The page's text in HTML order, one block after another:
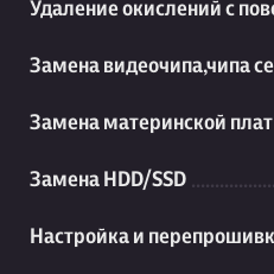
Удаление окислений с
Замена видеочипа,чипа
Замена материнской
Замена HDD/SSD
Настройка и